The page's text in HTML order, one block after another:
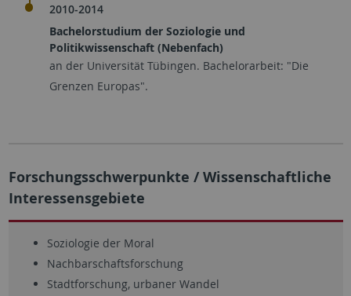
2010-2014
Bachelorstudium der Soziologie und
Politikwissenschaft (Nebenfach)
an der Universität Tübingen. Bachelorarbeit: "Die
Grenzen Europas".
Forschungsschwerpunkte / Wissenschaftliche
Interessensgebiete
Soziologie der Moral
Nachbarschaftsforschung
Stadtforschung, urbaner Wandel